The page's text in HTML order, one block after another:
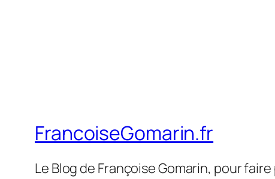
FrancoiseGomarin.fr
Le Blog de Françoise Gomarin, pour